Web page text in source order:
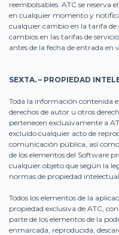
reembolsables. ATC se reserva
en cualquier momento y
cualquier cambio en la tarifa de
cambios en las tarifas de
antes de la fecha de entrada en
SEXTA. – PROPIEDAD
Toda la información contenida
derechos de autor u otros
pertenecen exclusivamente a
excluido cualquier acto de
comunicación pública, así
de los elementos del Software
cualquier objeto que según la
normas de propiedad
Todos los elementos de la
propiedad exclusiva de ATC,
parte de los elementos de la
enmarcada, reproducida,